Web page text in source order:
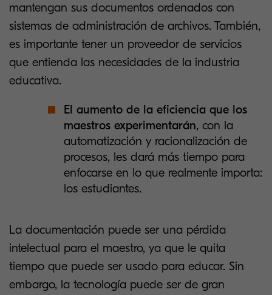
mantengan sus documentos ordenados con
sistemas de administración de archivos. También,
es importante tener un proveedor de servicios
que entienda las necesidades de la industria
educativa.
El aumento de la eficiencia que los
maestros experimentarán, con la
automatización y racionalización de
procesos, les dará más tiempo para
enfocarse en lo que realmente importa:
los estudiantes.
La documentación puede ser una pérdida
intelectual para el maestro, ya que le quita
tiempo que puede ser usado para educar. Sin
embargo, la tecnología puede ser de gran